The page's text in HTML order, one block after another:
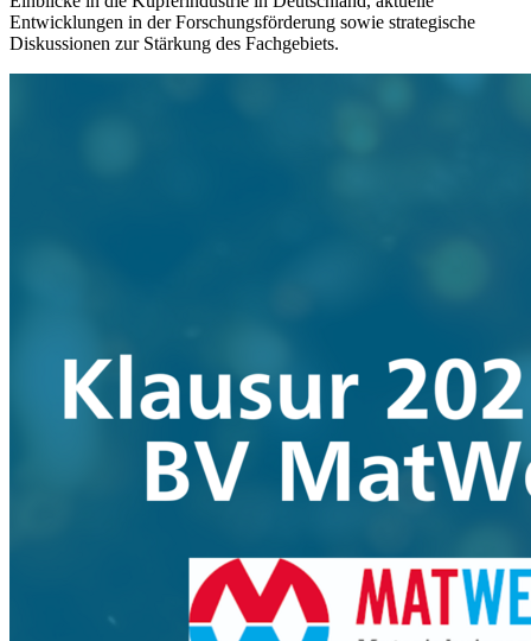
Entwicklungen in der Forschungsförderung sowie strategische
Diskussionen zur Stärkung des Fachgebiets.